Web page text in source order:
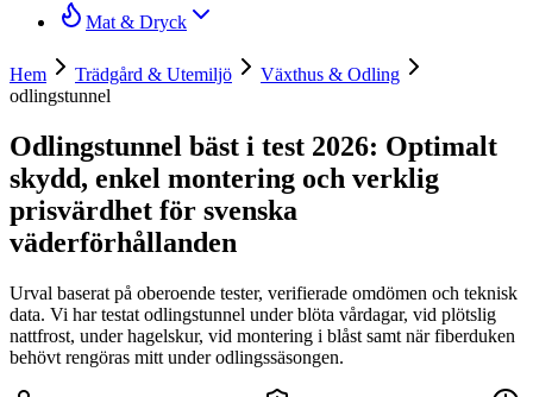
Mat & Dryck
Hem Trädgård & Utemiljö
Växthus & Odling
odlingstunnel
Odlingstunnel bäst i test 2026: Optimalt
skydd, enkel montering och verklig
prisvärdhet för svenska
väderförhållanden
Urval baserat på oberoende tester, verifierade omdömen och teknisk
data. Vi har testat odlingstunnel under blöta vårdagar, vid plötslig
nattfrost, under hagelskur, vid montering i blåst samt när fiberduken
behövt rengöras mitt under odlingssäsongen.